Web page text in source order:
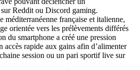
Reddit ou Discord gaming.
méditerranéenne française et italienne,
orientée vers les prélèvements différés
du smartphone a créé une pression
rapide aux gains afin d’alimenter
session ou un pari sport­if live sur